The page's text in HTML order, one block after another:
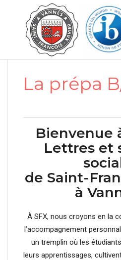
La prépa
Bienvenue
Lettres et
de Saint-
à
À SFX, nous croyons en la
l’accompagnement
un tremplin où les
leurs apprentissages,